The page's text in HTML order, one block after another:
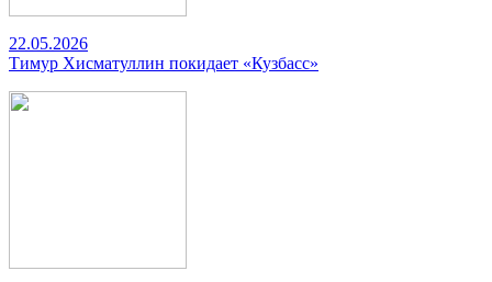
22.05.2026
Тимур Хисматуллин покидает «Кузбасс»